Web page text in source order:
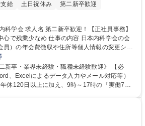
給 土日祝休み 第二新卒歓迎
！【正社員事務】
事の内容 日本内科学会の会
員）の年会費徴収や住所等個人情報の変更シス
お任せします。将来的には、各種委員会の運
いただきます。 【会員管理・データ
の住所変更、個人情報のシステム登録・更新
ータの照合確認 【問い合わせ対応】 ・会員
で残業少なめ
新卒・業界未経験・職種未経験歓迎》 【必
、Excelによるデータ入力やメール対応等）
大学院 大学 語学